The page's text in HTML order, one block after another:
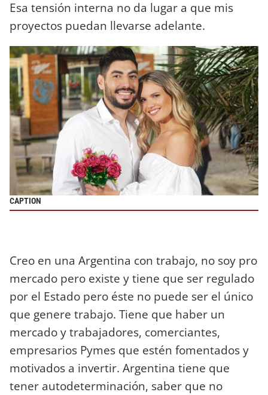
Esa tensión interna no da lugar a que mis
proyectos puedan llevarse adelante.
CAPTION
Creo en una Argentina con trabajo, no soy pro
mercado pero existe y tiene que ser regulado
por el Estado pero éste no puede ser el único
que genere trabajo. Tiene que haber un
mercado y trabajadores, comerciantes,
empresarios Pymes que estén fomentados y
motivados a invertir. Argentina tiene que
tener autodeterminación, saber que no